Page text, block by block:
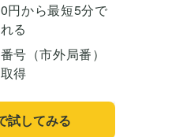
円から最短5分で
る
号（市外局番）
得
試してみる